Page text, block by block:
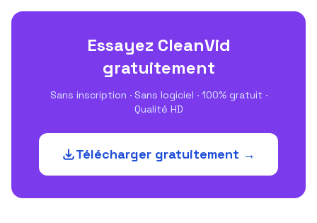
Essayez CleanVid
gratuitement
Sans inscription · Sans logiciel · 100% gratuit ·
Qualité HD
Télécharger gratuitement →